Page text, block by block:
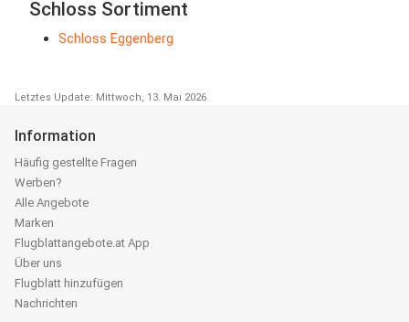
Schloss Sortiment
Schloss Eggenberg
Letztes Update: Mittwoch, 13. Mai 2026
Information
Häufig gestellte Fragen
Werben?
Alle Angebote
Marken
Flugblattangebote.at App
Über uns
Flugblatt hinzufügen
Nachrichten